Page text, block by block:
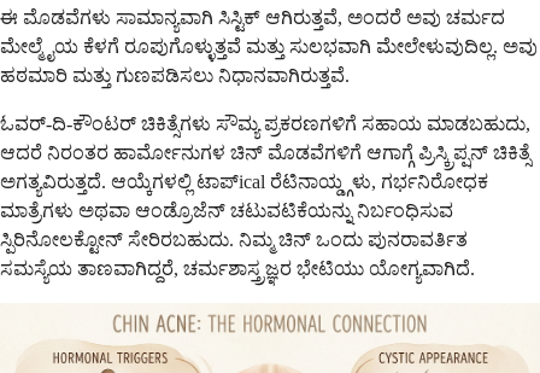
ಈ ಮೊಡವೆಗಳು ಸಾಮಾನ್ಯವಾಗಿ ಸಿಸ್ಟಿಕ್ ಆಗಿರುತ್ತವೆ, ಅಂದರೆ ಅವು ಚರ್ಮದ
ಮೇಲ್ಮೈಯ ಕೆಳಗೆ ರೂಪುಗೊಳ್ಳುತ್ತವೆ ಮತ್ತು ಸುಲಭವಾಗಿ ಮೇಲೇಳುವುದಿಲ್ಲ. ಅವು
ಹಠಮಾರಿ ಮತ್ತು ಗುಣಪಡಿಸಲು ನಿಧಾನವಾಗಿರುತ್ತವೆ.
ಓವರ್-ದಿ-ಕೌಂಟರ್ ಚಿಕಿತ್ಸೆಗಳು ಸೌಮ್ಯ ಪ್ರಕರಣಗಳಿಗೆ ಸಹಾಯ ಮಾಡಬಹುದು,
ಆದರೆ ನಿರಂತರ ಹಾರ್ಮೋನುಗಳ ಚಿನ್ ಮೊಡವೆಗಳಿಗೆ ಆಗಾಗ್ಗೆ ಪ್ರಿಸ್ಕ್ರಿಪ್ಷನ್ ಚಿಕಿತ್ಸೆ
ಅಗತ್ಯವಿರುತ್ತದೆ. ಆಯ್ಕೆಗಳಲ್ಲಿ ಟಾಪ್ical ರೆಟಿನಾಯ್ಡ್ಗಳು, ಗರ್ಭನಿರೋಧಕ
ಮಾತ್ರೆಗಳು ಅಥವಾ ಆಂಡ್ರೊಜೆನ್ ಚಟುವಟಿಕೆಯನ್ನು ನಿರ್ಬಂಧಿಸುವ
ಸ್ಪಿರಿನೋಲಕ್ಟೋನ್ ಸೇರಿರಬಹುದು. ನಿಮ್ಮ ಚಿನ್ ಒಂದು ಪುನರಾವರ್ತಿತ
ಸಮಸ್ಯೆಯ ತಾಣವಾಗಿದ್ದರೆ, ಚರ್ಮಶಾಸ್ತ್ರಜ್ಞರ ಭೇಟಿಯು ಯೋಗ್ಯವಾಗಿದೆ.